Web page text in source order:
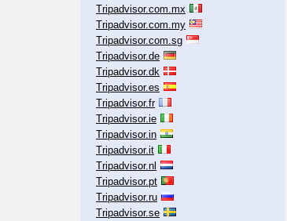
Tripadvisor.com.mx
Tripadvisor.com.my
Tripadvisor.com.sg
Tripadvisor.de
Tripadvisor.dk
Tripadvisor.es
Tripadvisor.fr
Tripadvisor.ie
Tripadvisor.in
Tripadvisor.it
Tripadvisor.nl
Tripadvisor.pt
Tripadvisor.ru
Tripadvisor.se